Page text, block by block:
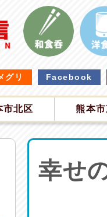
グリ Facebook
市北区 熊本
幸せ